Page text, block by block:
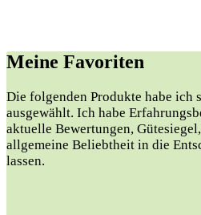
Meine Favoriten
Die folgenden ⁣Produkte ⁤habe ich
ausgewählt. Ich ⁤habe⁤
⁤aktuelle Bewertungen,⁣
‌allgemeine Beliebtheit in die‍
lassen.